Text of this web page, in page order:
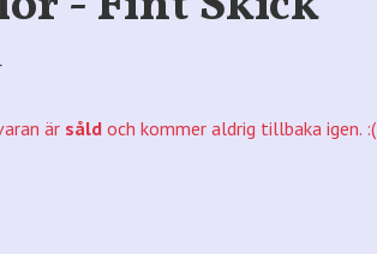
ärsåldoch kommer aldrig tillbaka igen. :(